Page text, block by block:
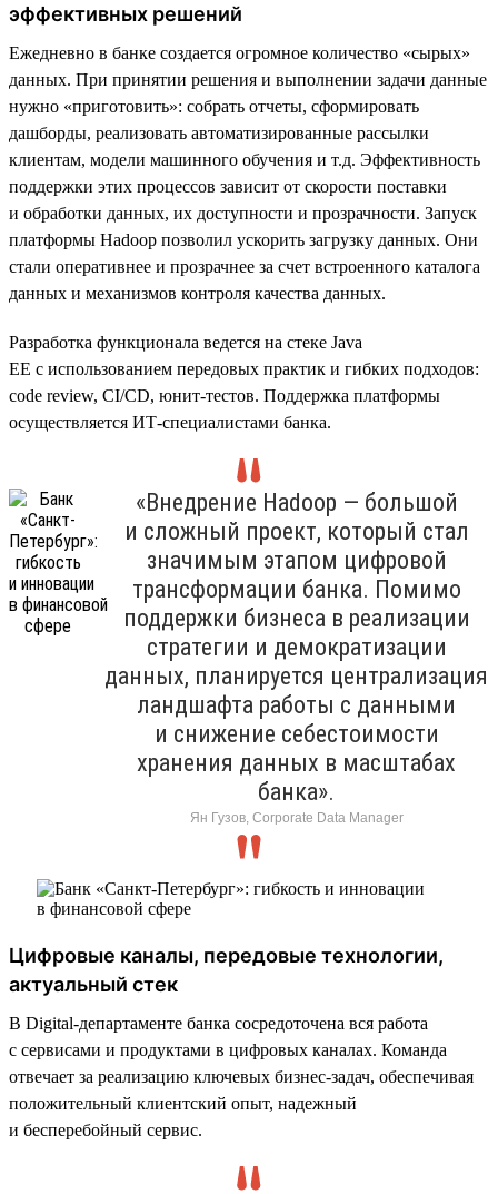
эффективных решений
Ежедневно в банке создается огромное количество «сырых»
данных. При принятии решения и выполнении задачи данные
нужно «приготовить»: собрать отчеты, сформировать
дашборды, реализовать автоматизированные рассылки
клиентам, модели машинного обучения и т.д. Эффективность
поддержки этих процессов зависит от скорости поставки
и обработки данных, их доступности и прозрачности. Запуск
платформы Hadoop позволил ускорить загрузку данных. Они
стали оперативнее и прозрачнее за счет встроенного каталога
данных и механизмов контроля качества данных.
Разработка функционала ведется на стеке Java
EE с использованием передовых практик и гибких подходов:
code review, CI/CD, юнит-тестов. Поддержка платформы
осуществляется ИТ-специалистами банка.
«Внедрение Hadoop — большой
и сложный проект, который стал
значимым этапом цифровой
трансформации банка. Помимо
поддержки бизнеса в реализации
стратегии и демократизации
данных, планируется централизация
ландшафта работы с данными
и снижение себестоимости
хранения данных в масштабах
банка».
Ян Гузов, Corporate Data Manager
Цифровые каналы, передовые технологии,
актуальный стек
В Digital-департаменте банка сосредоточена вся работа
с сервисами и продуктами в цифровых каналах. Команда
отвечает за реализацию ключевых бизнес-задач, обеспечивая
положительный клиентский опыт, надежный
и бесперебойный сервис.